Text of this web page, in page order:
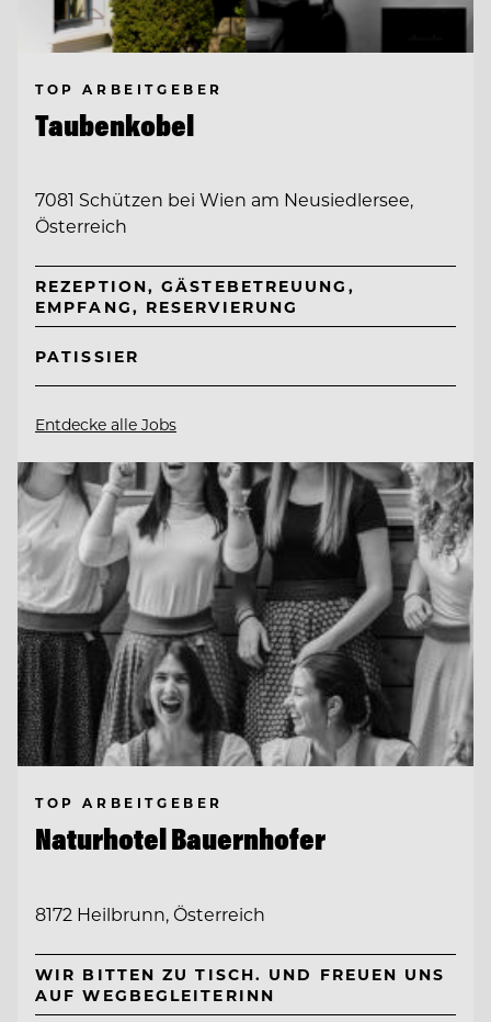
TOP ARBEITGEBER
Taubenkobel
7081 Schützen bei Wien am Neusiedlersee,
Österreich
REZEPTION, GÄSTEBETREUUNG,
EMPFANG, RESERVIERUNG
PATISSIER
Entdecke alle Jobs
TOP ARBEITGEBER
Naturhotel Bauernhofer
8172 Heilbrunn, Österreich
WIR BITTEN ZU TISCH. UND FREUEN UNS
AUF WEGBEGLEITERINN